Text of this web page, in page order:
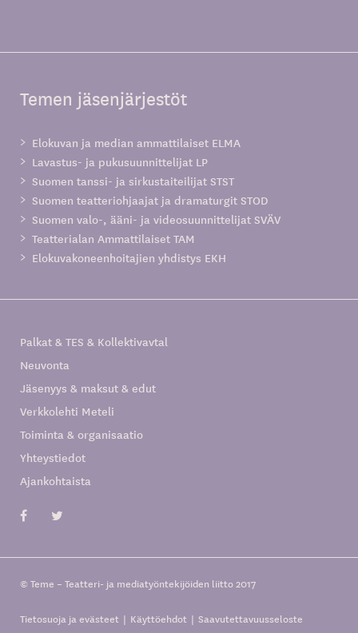
Temen jäsenjärjestöt
Elokuvan ja median ammattilaiset ELMA
Lavastus- ja pukusuunnittelijat LP
Suomen tanssi- ja sirkustaiteilijat STST
Suomen teatteriohjaajat ja dramaturgit STOD
Suomen valo-, ääni- ja videosuunnittelijat SVÄV
Teatterialan Ammattilaiset TAM
Elokuvakoneenhoitajien yhdistys EKH
Palkat & TES & Kollektivavtal
Neuvonta
Jäsenyys & maksut & edut
Verkkolehti Meteli
Toiminta & organisaatio
Yhteystiedot
Ajankohtaista
© Teme – Teatteri- ja mediatyöntekijöiden liitto 2017
Tietosuoja ja evästeet Käyttöehdot Saavutettavuusseloste